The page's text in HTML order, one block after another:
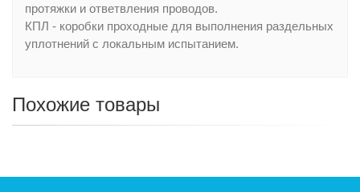
протяжки и ответвления проводов.
КПЛ - коробки проходные для выполнения раздельных
уплотнений с локальным испытанием.
Похожие товары